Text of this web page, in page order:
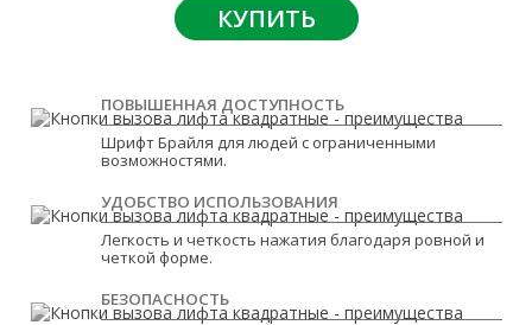
КУПИТЬ
ПОВЫШЕННАЯ ДОСТУПНОСТЬ
Шрифт Брайля для людей с ограниченными
возможностями.
УДОБСТВО ИСПОЛЬЗОВАНИЯ
Легкость и четкость нажатия благодаря ровной и
четкой форме.
БЕЗОПАСНОСТЬ